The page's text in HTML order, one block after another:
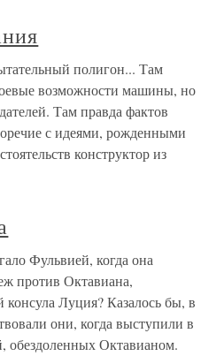
полигон... Там
возможности машины, но
Там правда фактов
с идеями, рожденными
конструктор из
Фульвией, когда она
против Октавиана,
Луция? Казалось бы, в
они, когда выступили в
обездоленных Октавианом.